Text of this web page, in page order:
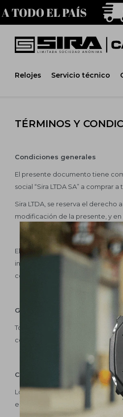
Relojes Servicio técnico
TÉRMINOS Y
Condiciones generales
El presente documento tiene
social “Sira LTDA SA” a comprar
Sira LTDA, se reserva el
modificación de la presente, y
El cliente reconoce que la
ingresados correctamente. El
completada por la persona que
Garantía
Todos nuestros relojes cuentan
contamos con un gran servicio
Cambios / Devoluciones:
Los cambios se realizan dentro
estado que fue entregado, con